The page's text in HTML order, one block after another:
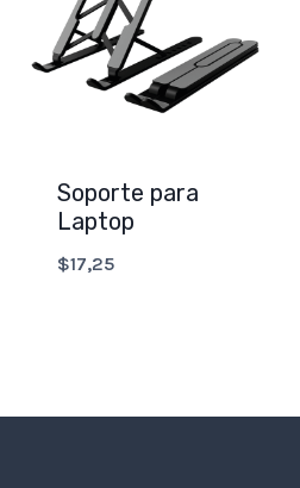
Soporte para
Laptop
$17,25